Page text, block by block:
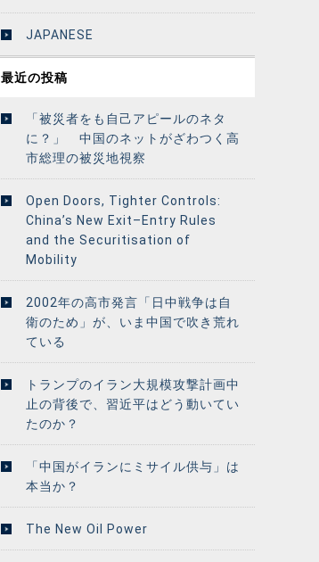
JAPANESE
最近の投稿
「被災者をも自己アピールのネタ
に？」 中国のネットがざわつく高
市総理の被災地視察
Open Doors, Tighter Controls:
China’s New Exit–Entry Rules
and the Securitisation of
Mobility
2002年の高市発言「日中戦争は自
衛のため」が、いま中国で吹き荒れ
ている
トランプのイラン大規模攻撃計画中
止の背後で、習近平はどう動いてい
たのか？
「中国がイランにミサイル供与」は
本当か？
The New Oil Power